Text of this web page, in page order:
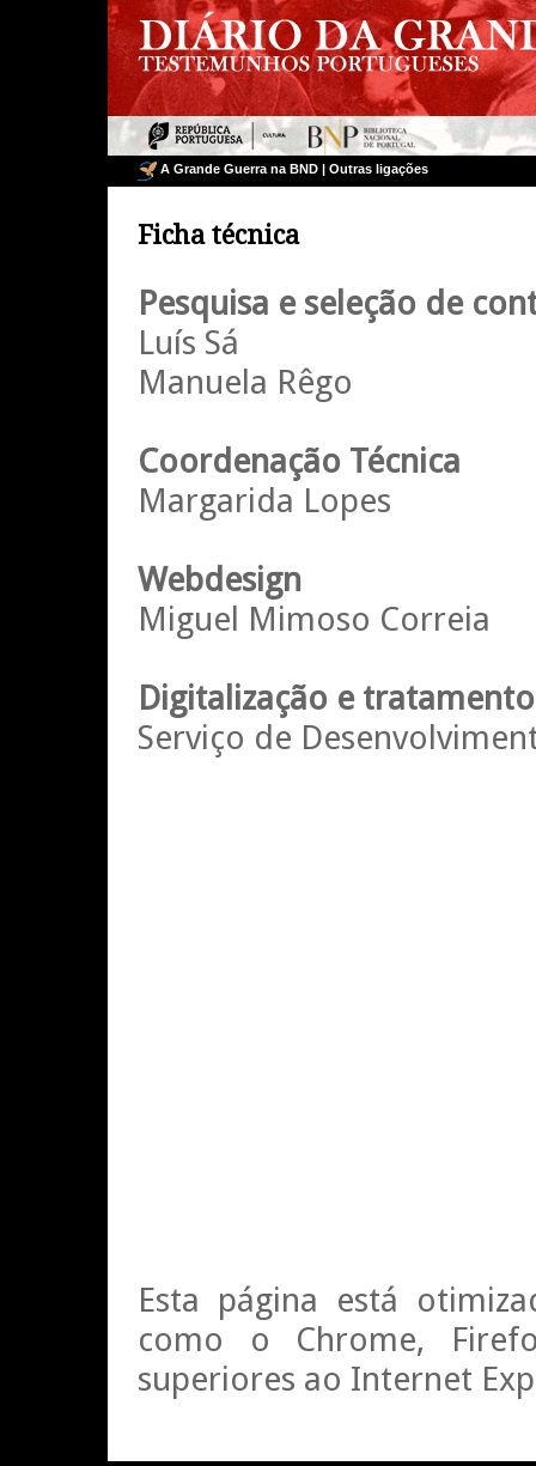
A Grande Guerra na BND | Outras ligações
Ficha técnica
Pesquisa e seleção de
Luís Sá
Manuela Rêgo
Coordenação Técnica
Margarida Lopes
Webdesign
Miguel Mimoso Correia
Digitalização e
Serviço de
Esta página está
como o Chrome,
superiores ao Internet